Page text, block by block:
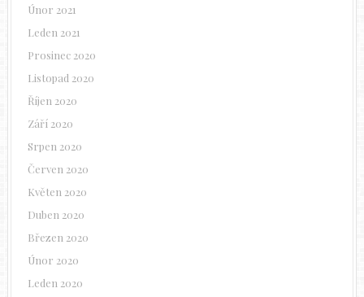
Únor 2021
Leden 2021
Prosinec 2020
Listopad 2020
Říjen 2020
Září 2020
Srpen 2020
Červen 2020
Květen 2020
Duben 2020
Březen 2020
Únor 2020
Leden 2020